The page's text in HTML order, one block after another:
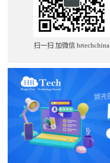
扫一扫 加微信 hrtechchina